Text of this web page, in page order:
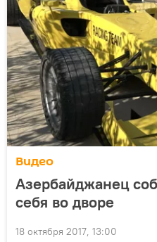
Видео
Азербайджанец
себя во дворе
18 октября 2017, 13:00